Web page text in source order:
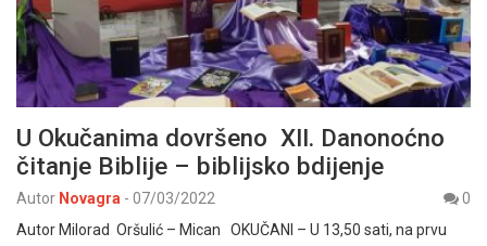
U Okučanima dovršeno XII. Danonoćno
čitanje Biblije – biblijsko bdijenje
Autor Novagra - 07/03/2022
0
Autor Milorad Oršulić – Mican OKUČANI – U 13,50 sati, na prvu